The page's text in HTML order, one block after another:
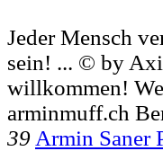
Jeder Mensch
sein! ... © by
willkommen!
arminmuff.ch
39 Armin Saner